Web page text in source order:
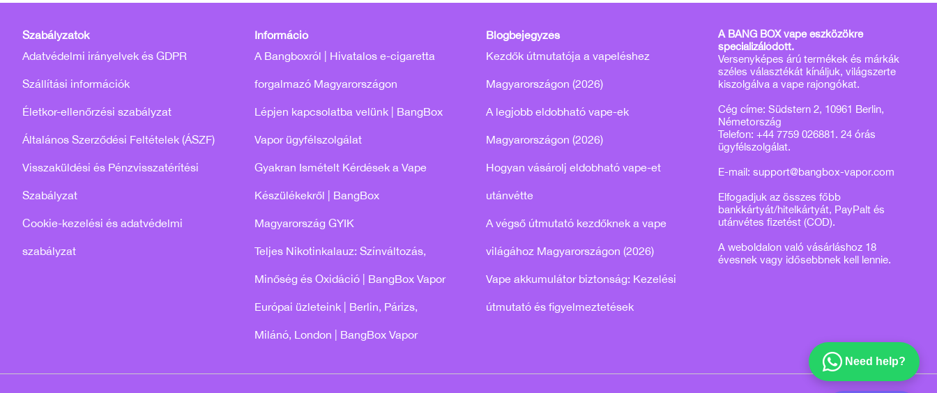
Szabályzatok
Adatvédelmi irányelvek és GDPR
Szállítási információk
Életkor-ellenőrzési szabályzat
Általános Szerződési Feltételek (ÁSZF)
Visszaküldési és Pénzvisszatérítési
Szabályzat
Cookie-kezelési és adatvédelmi
szabályzat
Információ
A Bangboxról | Hivatalos e-cigaretta
forgalmazó Magyarországon
Lépjen kapcsolatba velünk | BangBox
Vapor ügyfélszolgálat
Gyakran Ismételt Kérdések a Vape
Készülékekről | BangBox
Magyarország GYIK
Teljes Nikotinkalauz: Színváltozás,
Minőség és Oxidáció | BangBox Vapor
Európai üzleteink | Berlin, Párizs,
Milánó, London | BangBox Vapor
Blogbejegyzés
Kezdők útmutatója a vapeléshez
Magyarországon (2026)
A legjobb eldobható vape-ek
Magyarországon (2026)
Hogyan vásárolj eldobható vape-et
utánvétte
A végső útmutató kezdőknek a vape
világához Magyarországon (2026)
Vape akkumulátor biztonság: Kezelési
útmutató és figyelmeztetések
A BANG BOX vape eszközökre
specializálódott.
Versenyképes árú termékek és márkák
széles választékát kínáljuk, világszerte
kiszolgálva a vape rajongókat.
Cég címe: Südstern 2, 10961 Berlin,
Németország
Telefon: +44 7759 026881. 24 órás
ügyfélszolgálat.
E-mail: support@bangbox-vapor.com
Elfogadjuk az összes főbb
bankkártyát/hitelkártyát, PayPalt és
utánvétes fizetést (COD).
A weboldalon való vásárláshoz 18
évesnek vagy idősebbnek kell lennie.
Need help?